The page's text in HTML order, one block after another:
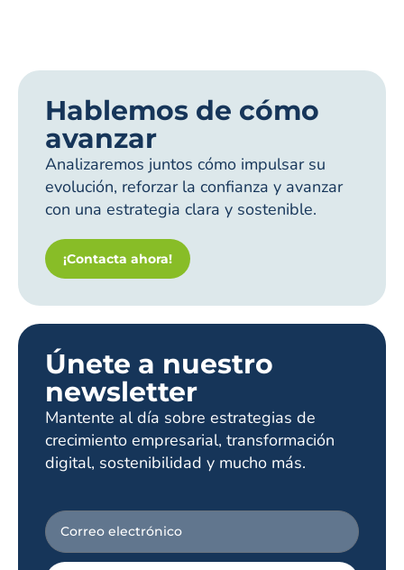
Hablemos de cómo
avanzar
Analizaremos juntos cómo impulsar su
evolución, reforzar la confianza y avanzar
con una estrategia clara y sostenible.
¡Contacta ahora!
Únete a nuestro
newsletter
Mantente al día sobre estrategias de
crecimiento empresarial, transformación
digital, sostenibilidad y mucho más.